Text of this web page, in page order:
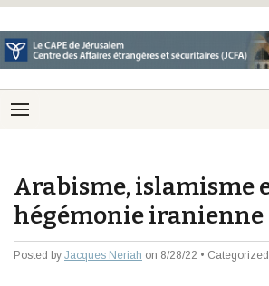
Arabisme, islamisme
hégémonie iranienne
Posted by Jacques Neriah on 8/28/22 •